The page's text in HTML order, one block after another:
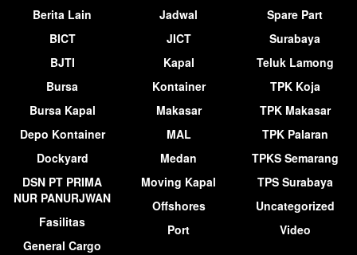
Berita Lain
BICT
BJTI
Bursa
Bursa Kapal
Depo Kontainer
Dockyard
DSN PT PRIMA
NUR PANURJWAN
Fasilitas
General Cargo
Jadwal
JICT
Kapal
Kontainer
Makasar
MAL
Medan
Moving Kapal
Offshores
Port
Spare Part
Surabaya
Teluk Lamong
TPK Koja
TPK Makasar
TPK Palaran
TPKS Semarang
TPS Surabaya
Uncategorized
Video